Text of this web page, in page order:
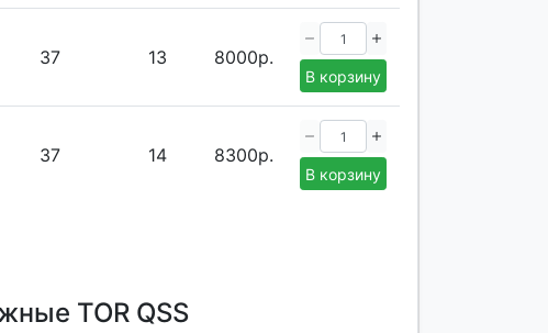
37 13 8000р.
В корзину
37 14 8300р.
В корзину
TOR QSS